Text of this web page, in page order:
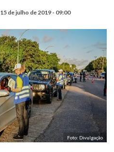
15 de julho de 2019 - 09:00
Foto: Divulgação